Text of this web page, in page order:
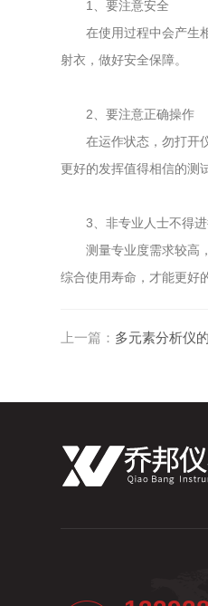
1、要注意安全
在使用过程中会产生相
射衣，做好安全保障。
2、要注意正确操作
在运作状态，勿打开仪
更好的发挥值得相信的测
3、非专业人士不得进
测量专业度需求较高，
综合使用寿命，才能更好
上一篇： 多元素分析仪